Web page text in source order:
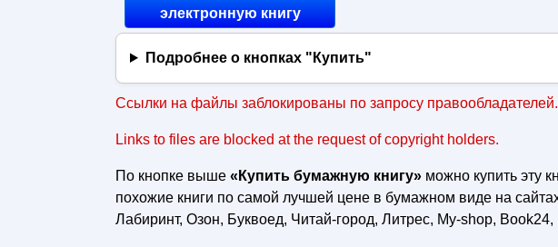
электронную книгу
Подробнее о кнопках "Купить"
Ссылки на файлы заблокированы по запросу правообладателей.
Links to files are blocked at the request of copyright holders.
По кнопке выше «Купить бумажную книгу» можно купить эту
похожие книги по самой лучшей цене в бумажном виде на
Лабиринт, Озон, Буквоед, Читай-город, Литрес, My-shop, Book24,